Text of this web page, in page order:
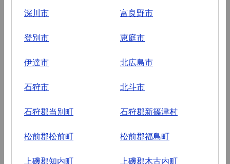
深川市 富良野市
登別市 恵庭市
伊達市 北広島市
石狩市 北斗市
石狩郡当別町 石狩郡新篠津村
松前郡松前町 松前郡福島町
上磯郡知内町 上磯郡木古内町